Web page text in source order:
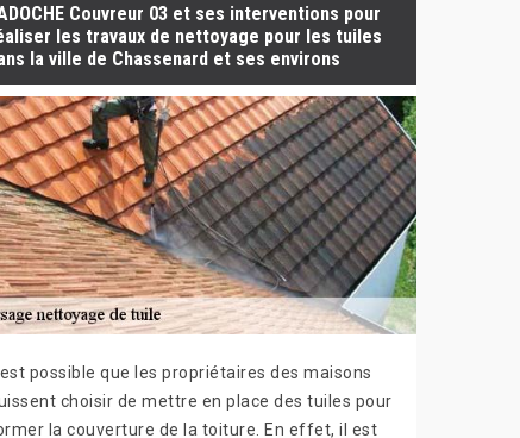
Couvreur 03 et ses interventions pour
les travaux de nettoyage pour les tuiles
la ville de Chassenard et ses environs
est possible que les propriétaires des maisons
choisir de mettre en place des tuiles pour
la couverture de la toiture. En effet, il est